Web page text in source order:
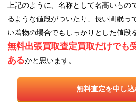
上記のように、名称として名高いもの
るような値段がついたり、長い間眠っ
い着物の場合でもしっかりとした値段
無料出張買取査定買取だけでも
あるかと思います。
無料査定を申し込